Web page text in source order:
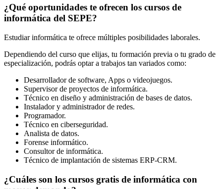
¿Qué oportunidades te ofrecen los cursos de
informática del SEPE?
Estudiar informática te ofrece múltiples posibilidades laborales.
Dependiendo del curso que elijas, tu formación previa o tu grado de
especialización, podrás optar a trabajos tan variados como:
Desarrollador de software, Apps o videojuegos.
Supervisor de proyectos de informática.
Técnico en diseño y administración de bases de datos.
Instalador y administrador de redes.
Programador.
Técnico en ciberseguridad.
Analista de datos.
Forense informático.
Consultor de informática.
Técnico de implantación de sistemas ERP-CRM.
¿Cuáles son los cursos gratis de informática con